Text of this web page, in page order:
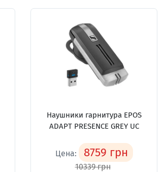
Наушники гарнитура EPOS
ADAPT PRESENCE GREY UC
Цена: 8759 грн
10339 грн